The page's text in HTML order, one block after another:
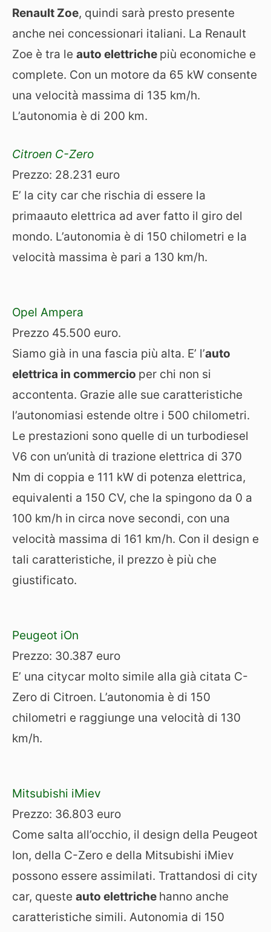
Renault Zoe, quindi sarà presto presente
anche nei concessionari italiani. La Renault
Zoe è tra le auto elettriche più economiche e
complete. Con un motore da 65 kW consente
una velocità massima di 135 km/h.
L’autonomia è di 200 km.
Citroen C-Zero
Prezzo: 28.231 euro
E’ la city car che rischia di essere la
primaauto elettrica ad aver fatto il giro del
mondo. L’autonomia è di 150 chilometri e la
velocità massima è pari a 130 km/h.
Opel Ampera
Prezzo 45.500 euro.
Siamo già in una fascia più alta. E’ l’auto
elettrica in commercio per chi non si
accontenta. Grazie alle sue caratteristiche
l’autonomiasi estende oltre i 500 chilometri.
Le prestazioni sono quelle di un turbodiesel
V6 con un’unità di trazione elettrica di 370
Nm di coppia e 111 kW di potenza elettrica,
equivalenti a 150 CV, che la spingono da 0 a
100 km/h in circa nove secondi, con una
velocità massima di 161 km/h. Con il design e
tali caratteristiche, il prezzo è più che
giustificato.
Peugeot iOn
Prezzo: 30.387 euro
E’ una citycar molto simile alla già citata C-
Zero di Citroen. L’autonomia è di 150
chilometri e raggiunge una velocità di 130
km/h.
Mitsubishi iMiev
Prezzo: 36.803 euro
Come salta all’occhio, il design della Peugeot
Ion, della C-Zero e della Mitsubishi iMiev
possono essere assimilati. Trattandosi di city
car, queste auto elettriche hanno anche
caratteristiche simili. Autonomia di 150